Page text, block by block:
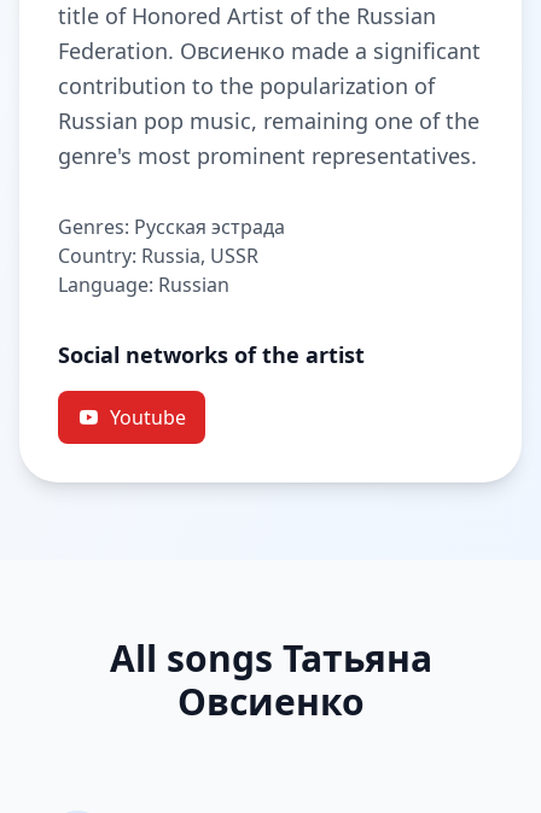
title of Honored Artist of the Russian
Federation. Овсиенко made a significant
contribution to the popularization of
Russian pop music, remaining one of the
genre's most prominent representatives.
Genres: Русская эстрада
Country: Russia, USSR
Language: Russian
Social networks of the artist
Youtube
All songs Татьяна
Овсиенко